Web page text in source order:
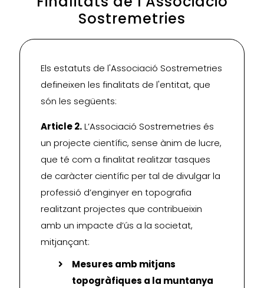
Sostremetries
Els estatuts de l'Associació Sostremetries
defineixen les finalitats de l'entitat, que
són les següents:
Article 2.L’Associació Sostremetries és
un projecte científic, sense ànim de lucre,
que té com a finalitat realitzar tasques
de caràcter científic per tal de divulgar la
professió d’enginyer en topografia
realitzant projectes que contribueixin
amb un impacte d’ús a la societat,
mitjançant:
Mesures amb mitjans
topogràfiques a la muntanya